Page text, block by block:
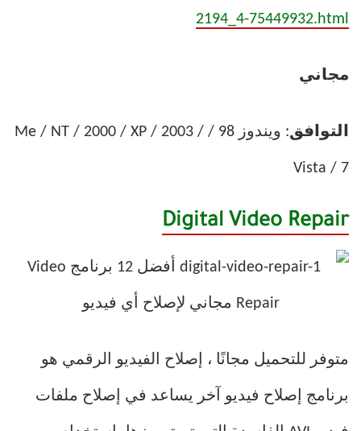
2194_4-75449932.html
مجاني
التوافق : ويندوز 98 / Me / NT / 2000 / XP / 2003 /
Vista / 7
Digital Video Repair
متوفر للتحميل مجانًا ، إصلاح الفيديو الرقمي هو
برنامج إصلاح فيديو آخر يساعد في إصلاح ملفات